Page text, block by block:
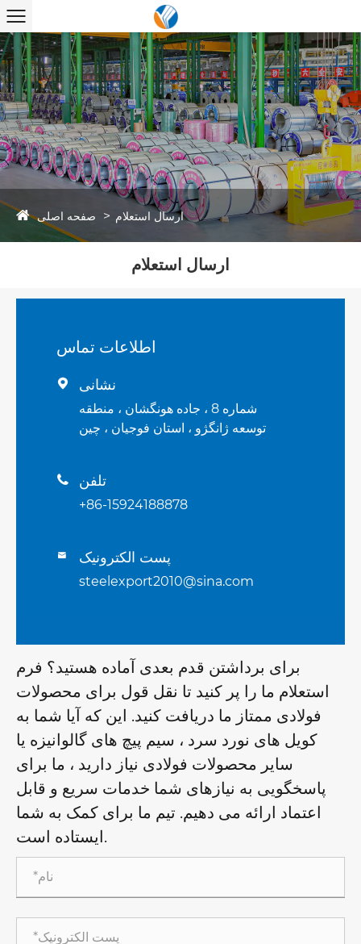
صفحه اصلی ارسال استعلام
ارسال استعلام
اطلاعات تماس
 نشانی
شماره 8 ، جاده هونگشان ، منطقه
توسعه ژانگژو ، استان فوجیان ، چین
 تلفن
+86-15924188878
 پست الکترونیک
steelexport2010@sina.com
برای برداشتن قدم بعدی آماده هستید؟ فرم
استعلام ما را پر کنید تا نقل قول برای محصولات
فولادی ممتاز ما دریافت کنید. این که آیا شما به
کویل های نورد سرد ، سیم پیچ های گالوانیزه یا
سایر محصولات فولادی نیاز دارید ، ما برای
پاسخگویی به نیازهای شما خدمات سریع و قابل
اعتماد ارائه می دهیم. تیم ما برای کمک به شما
ایستاده است.